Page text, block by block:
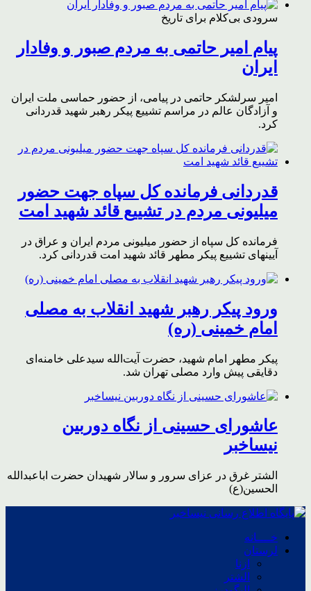
سرودی بی‌کلام برای تاریخ
پیام امیر حاتمی به مردم صبور و وفادار
ایران
امیر سرلشکر حاتمی در پیامی، از حضور حماسی ملت ایران
و آزادگان عالم در مراسم تشییع پیکر رهبر شهید قدردانی
کرد.
قدردانی فرمانده کل سپاه جهت حضور
میلیونی مردم در تشییع قائد شهید امت
فرمانده کل سپاه از حضور میلیونی مردم ایران و عراق در
آیینهای تشییع پیکر مطهر قائد شهید امت قدردانی کرد.
ورود پیکر رهبر شهید انقلاب به مصلی
امام خمینی (ره)
پیکر مطهر امام شهید،‌ حضرت آیت‌الله سیدعلی خامنه‌ای
دقایقی پیش وارد مصلی تهران شد.
عاشورای حسینی از نگاه دوربین
نیساخبر
الشتر غرق در عزای سرور و سالار شهیدان حضرت اباعبدالله
الحسین(ع)
خــــانه
لرستان
ازنا
الشتر